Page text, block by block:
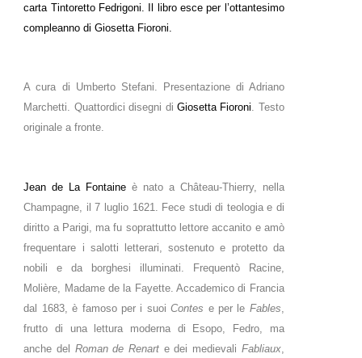
carta Tintoretto Fedrigoni. Il libro esce per l’ottantesimo
compleanno di Giosetta Fioroni.
A cura di Umberto Stefani. Presentazione di Adriano
Marchetti. Quattordici disegni di Giosetta Fioroni. Testo
originale a fronte.
Jean de La Fontaine è nato a Château-Thierry, nella
Champagne, il 7 luglio 1621. Fece studi di teologia e di
diritto a Parigi, ma fu soprattutto lettore accanito e amò
frequentare i salotti letterari, sostenuto e protetto da
nobili e da borghesi illuminati. Frequentò Racine,
Molière, Madame de la Fayette. Accademico di Francia
dal 1683, è famoso per i suoiContes e per le Fables
frutto di una lettura moderna di Esopo, Fedro, ma
anche del Roman de Renart e dei medievali Fabliaux,